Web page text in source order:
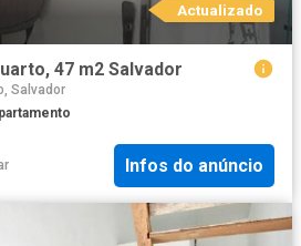
Actualizado
47 m2 Salvador
Salvador
Infos do anúncio